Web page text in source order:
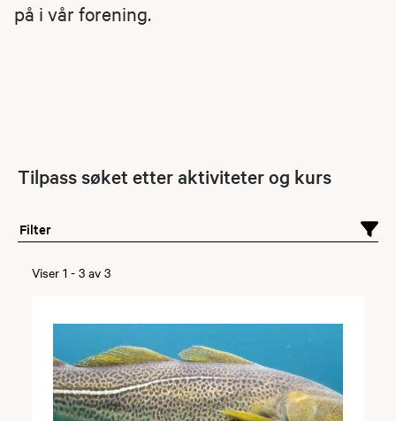
på i vår forening.
Tilpass søket etter aktiviteter og kurs
Filter
Viser 1 - 3 av 3